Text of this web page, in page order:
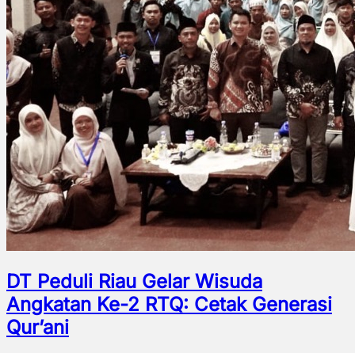
DT Peduli Riau Gelar Wisuda
Angkatan Ke-2 RTQ: Cetak Generasi
Qur’ani